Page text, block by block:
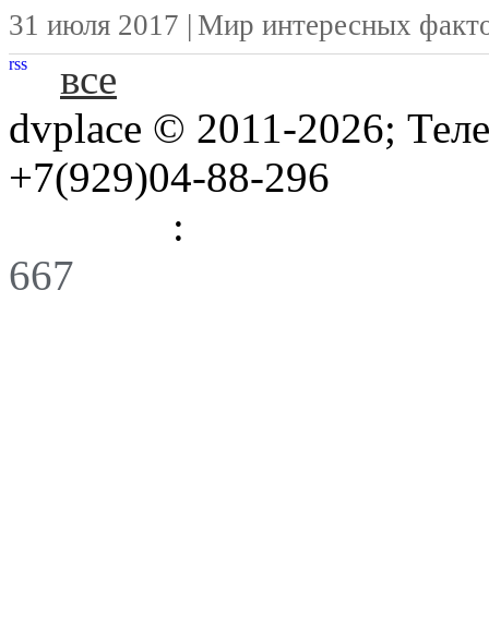
31 июля 2017 | Мир интересных
rss
все
dvplace © 2011-2026;
+7(929)04-88-296
:
667